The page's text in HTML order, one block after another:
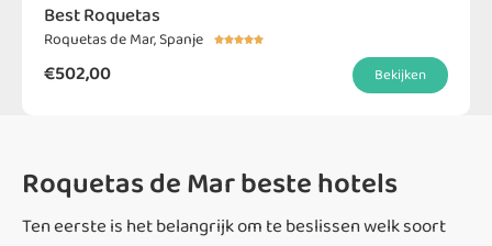
Best Roquetas
Roquetas de Mar, Spanje 
€502,00 Bekijken
Roquetas de Mar beste hotels
Ten eerste is het belangrijk om te beslissen welk soort